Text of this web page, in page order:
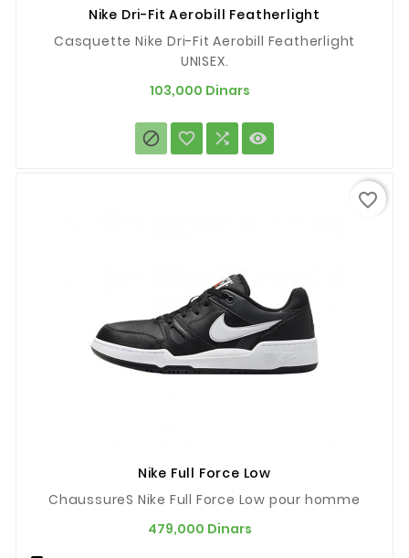
Nike Dri-Fit Aerobill Featherlight
Casquette Nike Dri-Fit Aerobill Featherlight
UNISEX.
103,000 Dinars
   
Nike Full Force Low
ChaussureS Nike Full Force Low pour homme
479,000 Dinars
favorite_border